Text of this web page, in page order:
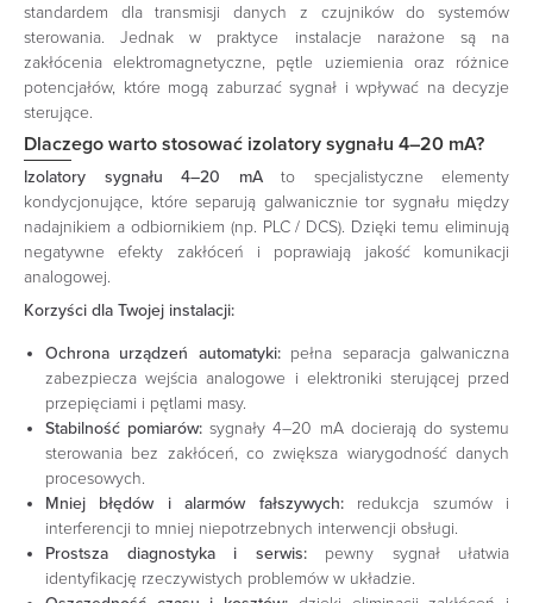
standardem dla transmisji danych z czujników do systemów
sterowania. Jednak w praktyce instalacje narażone są na
zakłócenia elektromagnetyczne, pętle uziemienia oraz różnice
potencjałów, które mogą zaburzać sygnał i wpływać na decyzje
sterujące.
Dlaczego warto stosować izolatory sygnału 4–20 mA?
Izolatory sygnału 4–20 mAto specjalistyczne elementy
kondycjonujące, które separują galwanicznie tor sygnału między
nadajnikiem a odbiornikiem (np. PLC / DCS). Dzięki temu eliminują
negatywne efekty zakłóceń i poprawiają jakość komunikacji
analogowej.
Korzyści dla Twojej instalacji:
Ochrona urządzeń automatyki:pełna separacja galwaniczna
zabezpiecza wejścia analogowe i elektroniki sterującej przed
przepięciami i pętlami masy.
Stabilność pomiarów: sygnały 4–20 mA docierają do systemu
sterowania bez zakłóceń, co zwiększa wiarygodność danych
procesowych.
Mniej błędów i alarmów fałszywych:redukcja szumów i
interferencji to mniej niepotrzebnych interwencji obsługi.
Prostsza diagnostyka i serwis:pewny sygnał ułatwia
identyfikację rzeczywistych problemów w układzie.